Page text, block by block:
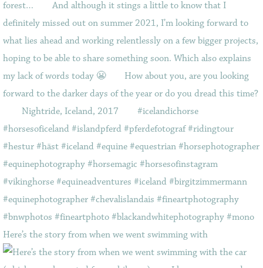
Here’s the story from when we went swimming with